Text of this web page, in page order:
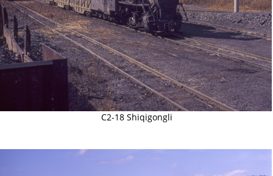
C2-18 Shiqigongli